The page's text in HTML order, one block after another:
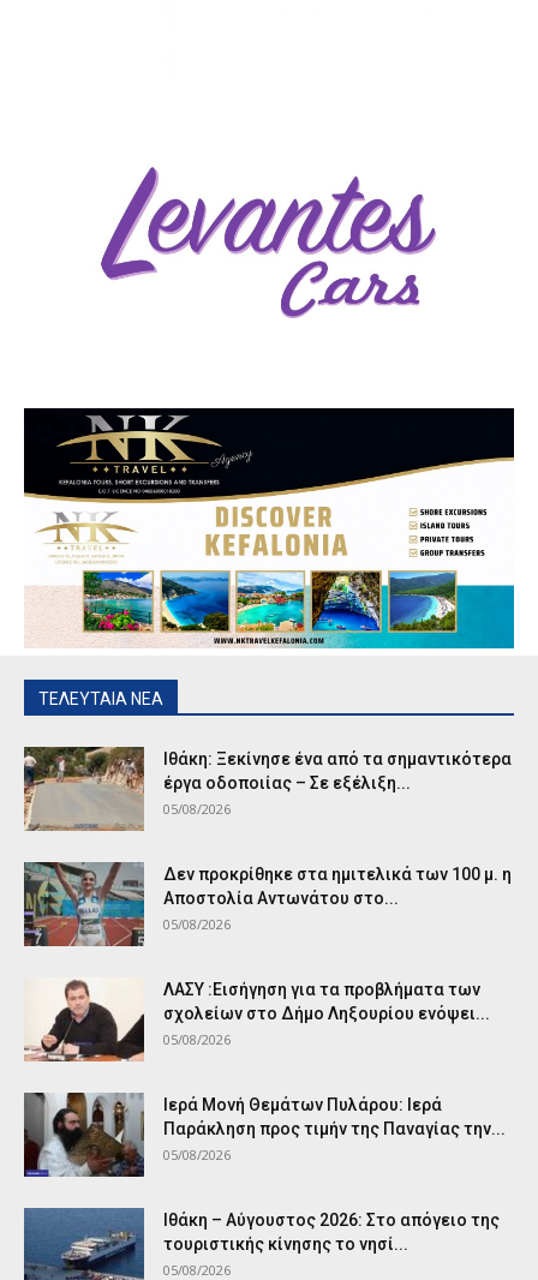
ΤΕΛΕΥΤΑΙΑ ΝΕΑ
Ιθάκη: Ξεκίνησε ένα από τα σημαντικότερα
έργα οδοποιίας – Σε εξέλιξη...
05/08/2026
Δεν προκρίθηκε στα ημιτελικά των 100 μ. η
Αποστολία Αντωνάτου στο...
05/08/2026
ΛΑΣΥ :Εισήγηση για τα προβλήματα των
σχολείων στο Δήμο Ληξουρίου ενόψει...
05/08/2026
Ιερά Μονή Θεμάτων Πυλάρου: Ιερά
Παράκληση προς τιμήν της Παναγίας την...
05/08/2026
Ιθάκη – Αύγουστος 2026: Στο απόγειο της
τουριστικής κίνησης το νησί...
05/08/2026